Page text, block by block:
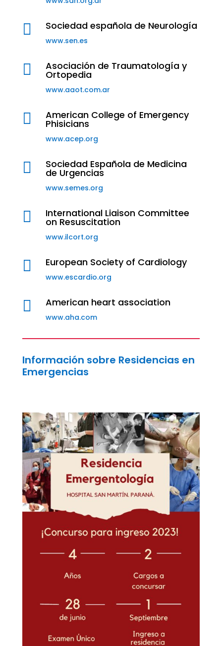
 Sociedad española de Neurología
www.sen.es
 Asociación de Traumatología y
Ortopedia
www.aaot.com.ar
 American College of Emergency
Phisicians
www.acep.org
 Sociedad Española de Medicina
de Urgencias
www.semes.org
 International Liaison Committee
on Resuscitation
www.ilcort.org
 European Society of Cardiology
www.escardio.org
 American heart association
www.aha.com
Información sobre Residencias en
Emergencias